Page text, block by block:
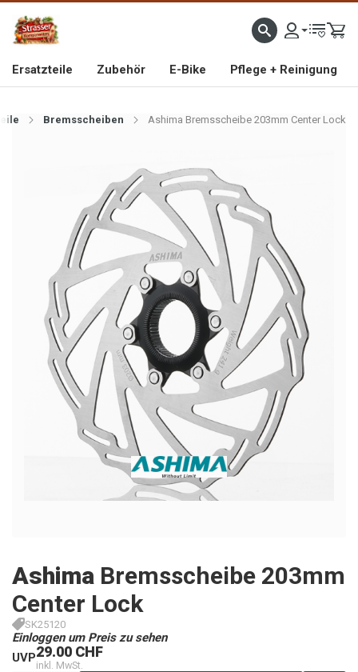
IMPORTEUR VON HOCHWERTIGEN FAHRRAD- UND MOFAERSATZTEILEN SEIT 1993
Ersatzteile Zubehör E-Bike Pflege + Reinigung
Bremsscheiben Ashima Bremsscheibe 203mm Center Lock
Ashima Bremsscheibe 203mm
Center Lock
SK25120
Einloggen um Preis zu sehen
UVP29.00 CHF
inkl. MwSt.